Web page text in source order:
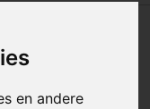
en andere
Functies